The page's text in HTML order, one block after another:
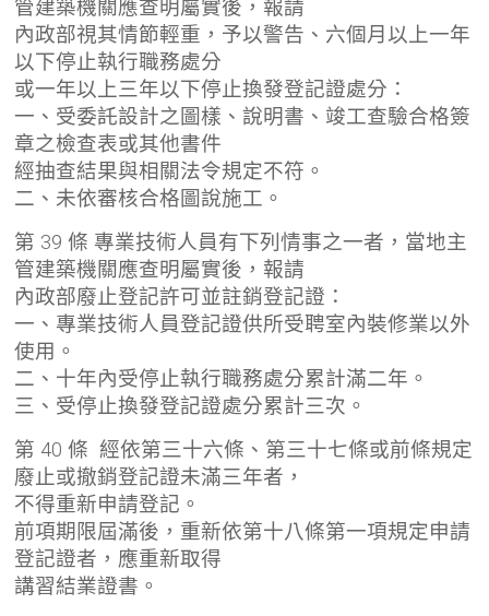
管建築機關應查明屬實後，報請
內政部視其情節輕重，予以警告、六個月以上一年
以下停止執行職務處分
或一年以上三年以下停止換發登記證處分：
一、受委託設計之圖樣、說明書、竣工查驗合格簽
章之檢查表或其他書件
經抽查結果與相關法令規定不符。
二、未依審核合格圖說施工。
第 39 條 專業技術人員有下列情事之一者，當地主
管建築機關應查明屬實後，報請
內政部廢止登記許可並註銷登記證：
一、專業技術人員登記證供所受聘室內裝修業以外
使用。
二、十年內受停止執行職務處分累計滿二年。
三、受停止換發登記證處分累計三次。
第 40 條 經依第三十六條、第三十七條或前條規定
廢止或撤銷登記證未滿三年者，
不得重新申請登記。
前項期限屆滿後，重新依第十八條第一項規定申請
登記證者，應重新取得
講習結業證書。